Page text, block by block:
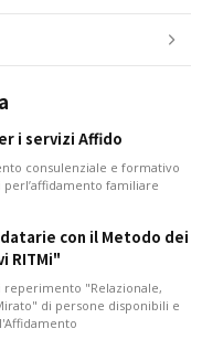
i servizi Affido
consulenziale e formativo
familiare
con il Metodo dei
RITMi"
reperimento "Relazionale,
di persone disponibili e